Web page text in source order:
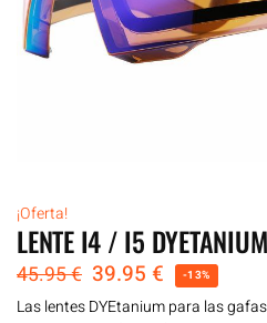
¡Oferta!
LENTE I4 / I5
45.95€ 39.95 € -13%
Las lentes DYEtanium para las gafas